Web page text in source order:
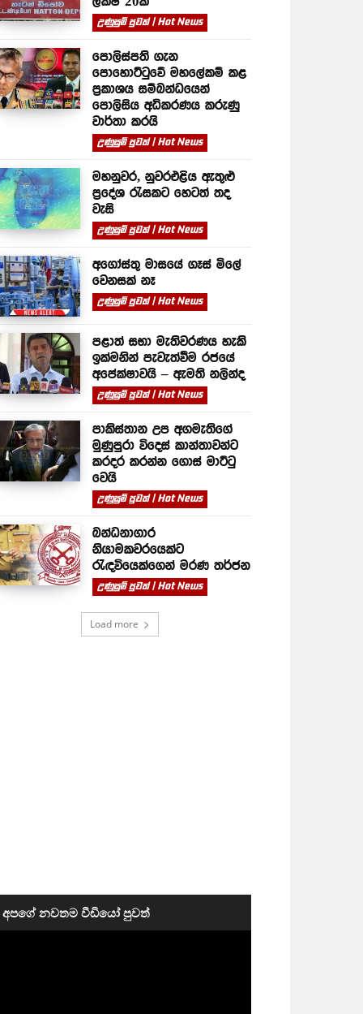
උණුසුම් පුවත් | Hot News
පොලිස්පති ගැන
පොහොට්ටුවේ මහලේකම් කළ
ප්‍රකාශය සම්බන්ධයෙන්
පොලිසිය අධිකරණය කරුණු
වාර්තා කරයි
උණුසුම් පුවත් | Hot News
මහනුවර, නුවරඑළිය ඇතුළු
ප්‍රදේශ රැසකට හෙටත් තද
වැසි
උණුසුම් පුවත් | Hot News
අගෝස්තු මාසයේ ගෑස් මිලේ
වෙනසක් නෑ
උණුසුම් පුවත් | Hot News
පළාත් සභා මැතිවරණය හැකි
ඉක්මනින් පැවැත්වීම රජයේ
අපේක්ෂාවයි – ඇමති නලින්ද
උණුසුම් පුවත් | Hot News
පාකිස්තාන උප අගමැතිගේ
මුණුපුරා විදෙස් කාන්තාවන්ට
කරදර කරන්න ගොස් මාට්ටු
වෙයි
උණුසුම් පුවත් | Hot News
බන්ධනාගාර
නියාමකවරයෙක්ට
රැඳවියෙක්ගෙන් මරණ තර්ජන
උණුසුම් පුවත් | Hot News
Load more
අපගේ නවතම වීඩියෝ පුවත්